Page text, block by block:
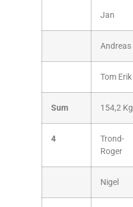
Jan
Andreas
Tom Erik
Sum 154,2 Kg
4
Trond-
Roger
Nigel